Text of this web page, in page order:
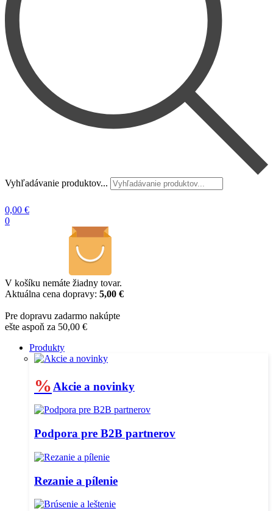
Vyhľadávanie produktov...
0,00 €
0
V košíku nemáte žiadny tovar.
Aktuálna cena dopravy: 5,00 €
Pre dopravu zadarmo nakúpte
ešte aspoň za 50,00 €
Produkty
% Akcie a novinky
Podpora pre B2B partnerov
Rezanie a pílenie